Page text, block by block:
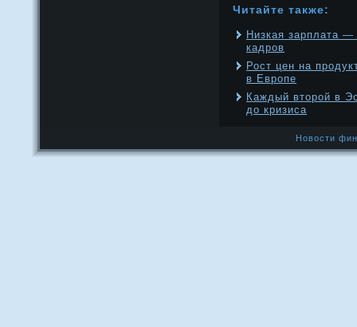
Читайте также:
Низкая зарплата
кадров
Рост цен на
в Европе
Каждый второй в
до кризиса
Новости